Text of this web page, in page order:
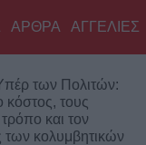
ΑΡΘΡΑ ΑΓΓΕΛΙΕΣ
των Πολιτών:
κόστος, τους
και τον
κολυμβητικών